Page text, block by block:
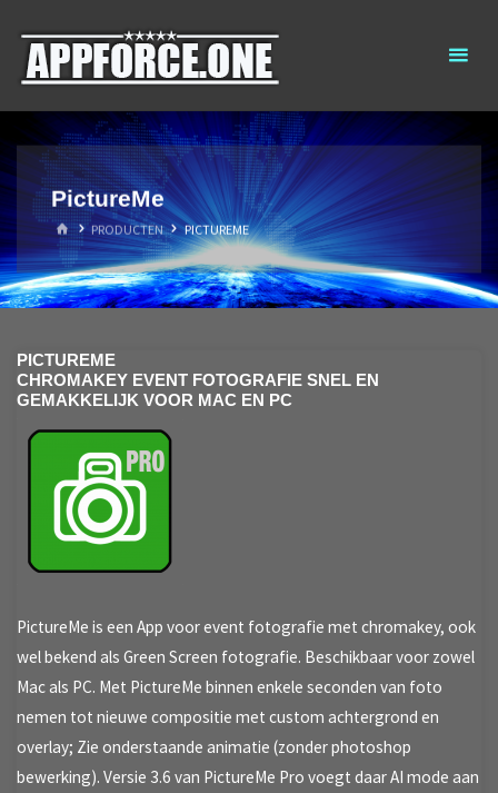
naar
PictureMe
HOMEPRODUCTEN PICTUREME
PICTUREME
CHROMAKEY EVENT FOTOGRAFIE SNEL EN
GEMAKKELIJK VOOR MAC EN PC
PictureMe is een App voor event fotografie met chromakey, ook
wel bekend als Green Screen fotografie. Beschikbaar voor zowel
Mac als PC. Met PictureMe binnen enkele seconden van foto
nemen tot nieuwe compositie met custom achtergrond en
overlay; Zie onderstaande animatie (zonder photoshop
bewerking). Versie 3.6 van PictureMe Pro voegt daar AI mode aan